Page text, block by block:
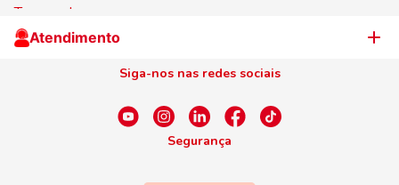
Nosso Cartão
Televendas
Termos de uso
Centro de Privacidade
Atendimento
Siga-nos nas redes sociais
Segurança